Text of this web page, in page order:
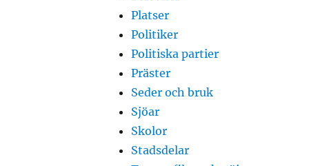
Platser
Politiker
Politiska partier
Präster
Seder och bruk
Sjöar
Skolor
Stadsdelar